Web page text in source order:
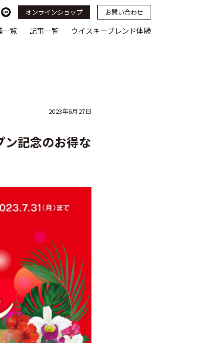
オンラインショップ お問い合わせ
一覧 記事一覧 ウイスキーブレンド体験
2023年6月27日
ン記念のお得な